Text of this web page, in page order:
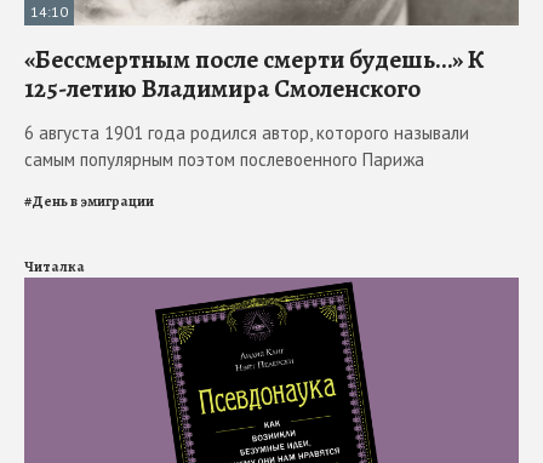
14:10
«Бессмертным после смерти будешь…» К
125-летию Владимира Смоленского
6 августа 1901 года родился автор, которого называли
самым популярным поэтом послевоенного Парижа
#День в эмиграции
Читалка